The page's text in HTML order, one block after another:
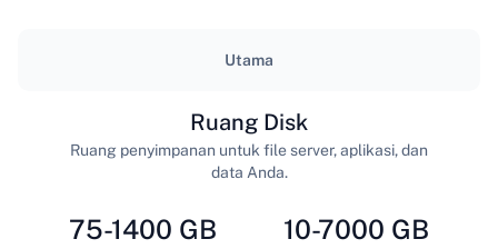
Utama
75-1400 GB
Ruang Disk
Ruang penyimpanan untuk file server, aplikasi, dan
data Anda.
10-7000 GB